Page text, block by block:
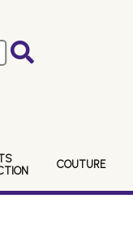
COUTURE